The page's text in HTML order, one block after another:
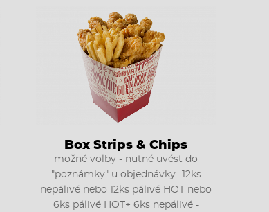
Box Strips & Chips
možné volby - nutné uvést do
"poznámky" u objednávky -12ks
nepálivé nebo 12ks pálivé HOT nebo
6ks pálivé HOT+ 6ks nepálivé -